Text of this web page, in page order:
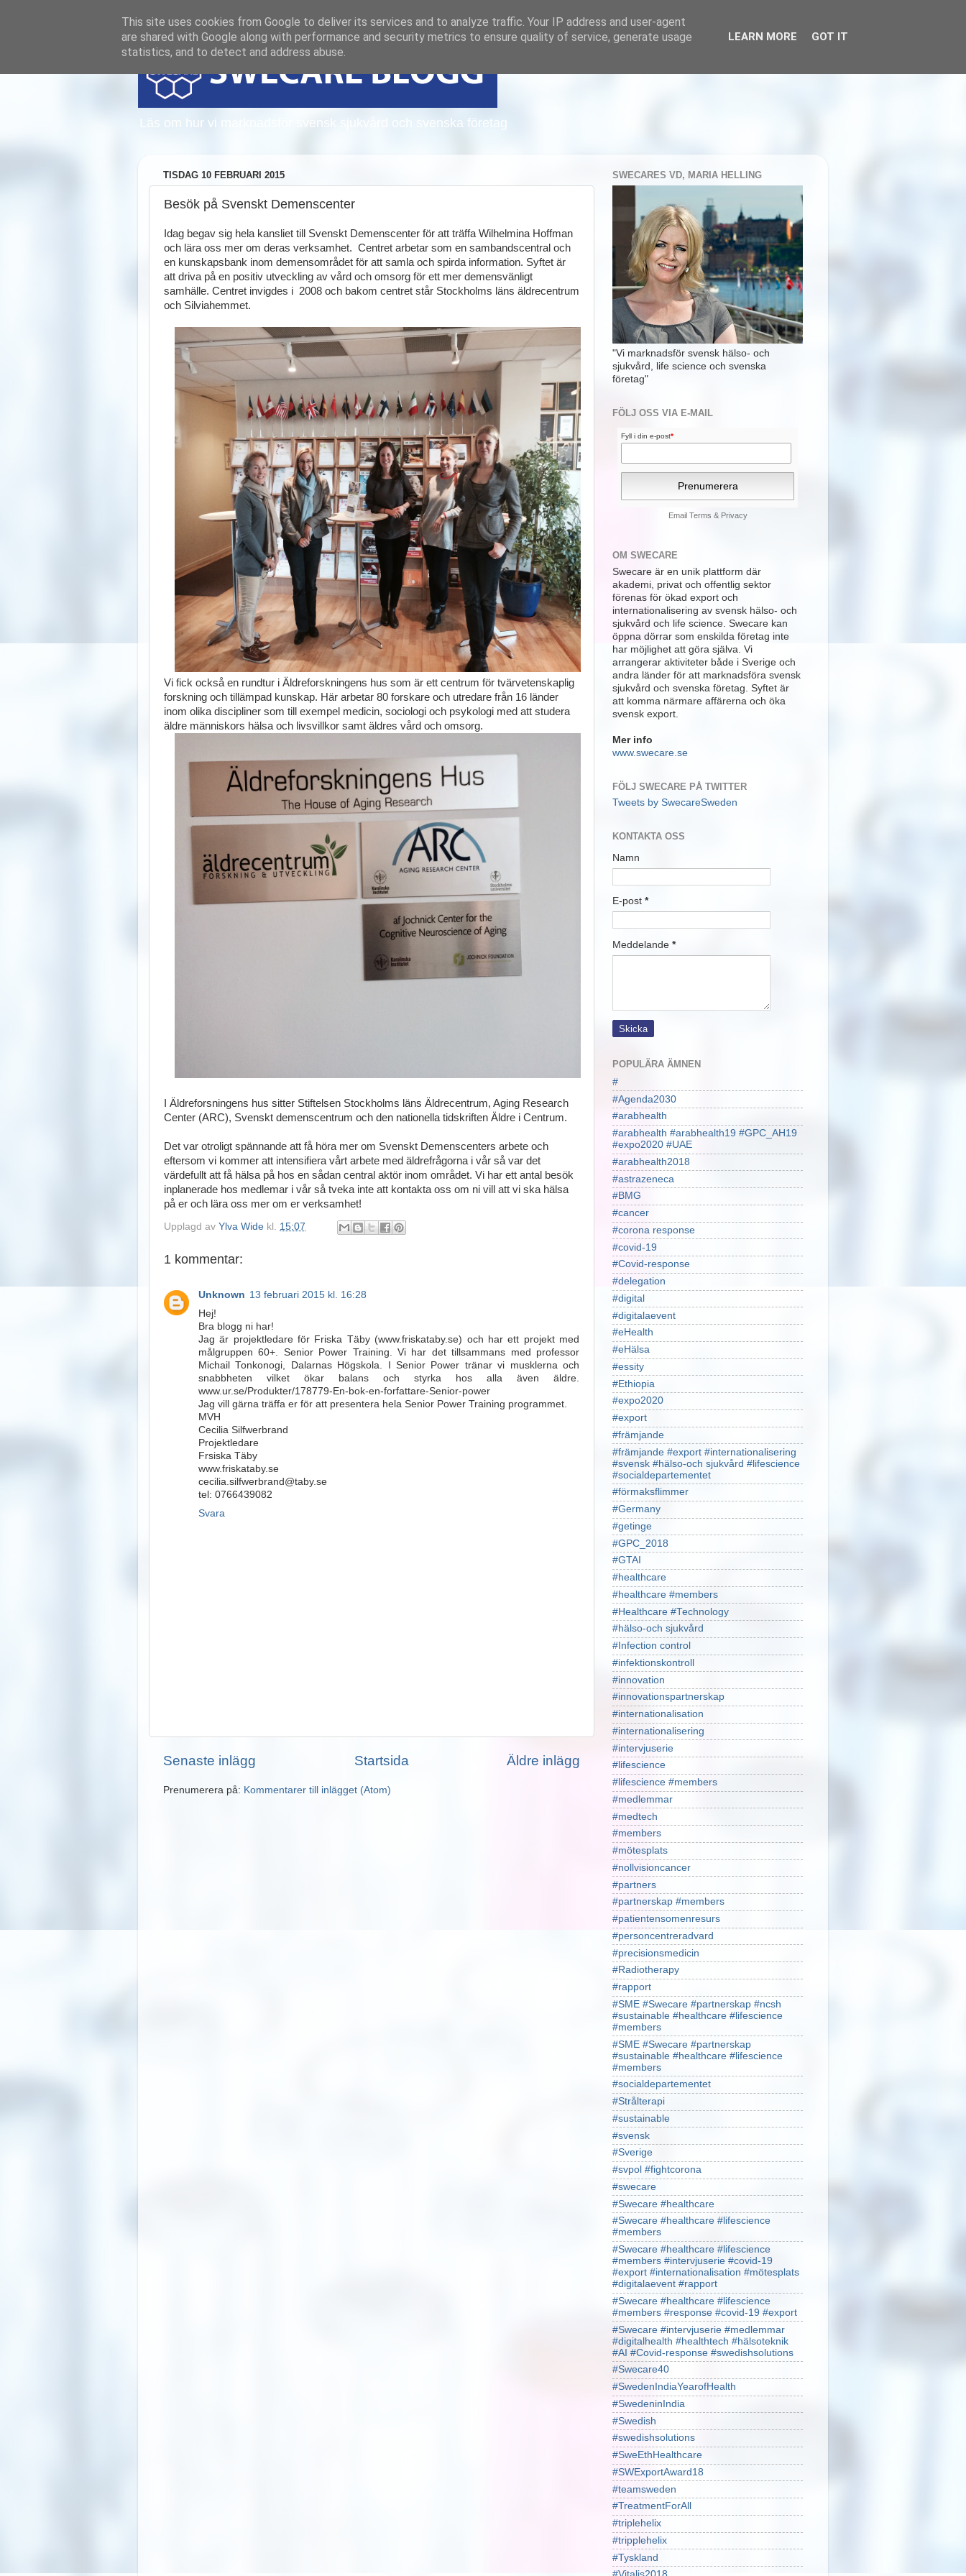
Läs om hur vi marknadsför svensk sjukvård och svenska företag
TISDAG 10 FEBRUARI 2015
Besök på Svenskt Demenscenter
Idag begav sig hela kansliet till Svenskt Demenscenter för att träffa Wilhelmina Hoffman
och lära oss mer om deras verksamhet. Centret arbetar som en sambandscentral och
en kunskapsbank inom demensområdet för att samla och spirda information. Syftet är
att driva på en positiv utveckling av vård och omsorg för ett mer demensvänligt
samhälle. Centret invigdes i 2008 och bakom centret står Stockholms läns äldrecentrum
och Silviahemmet.
Vi fick också en rundtur i Äldreforskningens hus som är ett centrum för tvärvetenskaplig
forskning och tillämpad kunskap. Här arbetar 80 forskare och utredare från 16 länder
inom olika discipliner som till exempel medicin, sociologi och psykologi med att studera
äldre människors hälsa och livsvillkor samt äldres vård och omsorg.
I Äldreforsningens hus sitter Stiftelsen Stockholms läns Äldrecentrum, Aging Research
Center (ARC), Svenskt demenscentrum och den nationella tidskriften Äldre i Centrum.
Det var otroligt spännande att få höra mer om Svenskt Demenscenters arbete och
eftersom vi kommer att intensifiera vårt arbete med äldrefrågorna i vår så var det
värdefullt att få hälsa på hos en sådan central aktör inom området. Vi har ett antal besök
inplanerade hos medlemar i vår så tveka inte att kontakta oss om ni vill att vi ska hälsa
på er och lära oss mer om er verksamhet!
Upplagd av Ylva Wide kl. 15:07
1 kommentar:
Unknown 13 februari 2015 kl. 16:28
Hej!
Bra blogg ni har!
Jag är projektledare för Friska Täby (www.friskataby.se) och har ett projekt med
målgruppen 60+. Senior Power Training. Vi har det tillsammans med professor
Michail Tonkonogi, Dalarnas Högskola. I Senior Power tränar vi musklerna och
snabbheten vilket ökar balans och styrka hos alla även äldre.
www.ur.se/Produkter/178779-En-bok-en-forfattare-Senior-power
Jag vill gärna träffa er för att presentera hela Senior Power Training programmet.
MVH
Cecilia Silfwerbrand
Projektledare
Frsiska Täby
www.friskataby.se
cecilia.silfwerbrand@taby.se
tel: 0766439082
Svara
Senaste inlägg Äldre inlägg
Startsida
Prenumerera på: Kommentarer till inlägget (Atom)
SWECARES VD, MARIA HELLING
"Vi marknadsför svensk hälso- och
sjukvård, life science och svenska
företag"
FÖLJ OSS VIA E-MAIL
Fyll i din e-post*
Email Terms & Privacy
OM SWECARE
Swecare är en unik plattform där
akademi, privat och offentlig sektor
förenas för ökad export och
internationalisering av svensk hälso- och
sjukvård och life science. Swecare kan
öppna dörrar som enskilda företag inte
har möjlighet att göra själva. Vi
arrangerar aktiviteter både i Sverige och
andra länder för att marknadsföra svensk
sjukvård och svenska företag. Syftet är
att komma närmare affärerna och öka
svensk export.
Mer info
www.swecare.se
FÖLJ SWECARE PÅ TWITTER
Tweets by SwecareSweden
KONTAKTA OSS
Namn
E-post *
Meddelande *
POPULÄRA ÄMNEN
#
#Agenda2030
#arabhealth
#arabhealth #arabhealth19 #GPC_AH19
#expo2020 #UAE
#arabhealth2018
#astrazeneca
#BMG
#cancer
#corona response
#covid-19
#Covid-response
#delegation
#digital
#digitalaevent
#eHealth
#eHälsa
#essity
#Ethiopia
#expo2020
#export
#främjande
#främjande #export #internationalisering
#svensk #hälso-och sjukvård #lifescience
#socialdepartementet
#förmaksflimmer
#Germany
#getinge
#GPC_2018
#GTAI
#healthcare
#healthcare #members
#Healthcare #Technology
#hälso-och sjukvård
#Infection control
#infektionskontroll
#innovation
#innovationspartnerskap
#internationalisation
#internationalisering
#intervjuserie
#lifescience
#lifescience #members
#medlemmar
#medtech
#members
#mötesplats
#nollvisioncancer
#partners
#partnerskap #members
#patientensomenresurs
#personcentreradvard
#precisionsmedicin
#Radiotherapy
#rapport
#SME #Swecare #partnerskap #ncsh
#sustainable #healthcare #lifescience
#members
#SME #Swecare #partnerskap
#sustainable #healthcare #lifescience
#members
#socialdepartementet
#Strålterapi
#sustainable
#svensk
#Sverige
#svpol #fightcorona
#swecare
#Swecare #healthcare
#Swecare #healthcare #lifescience
#members
#Swecare #healthcare #lifescience
#members #intervjuserie #covid-19
#export #internationalisation #mötesplats
#digitalaevent #rapport
#Swecare #healthcare #lifescience
#members #response #covid-19 #export
#Swecare #intervjuserie #medlemmar
#digitalhealth #healthtech #hälsoteknik
#AI #Covid-response #swedishsolutions
#Swecare40
#SwedenIndiaYearofHealth
#SwedeninIndia
#Swedish
#swedishsolutions
#SweEthHealthcare
#SWExportAward18
#teamsweden
#TreatmentForAll
#triplehelix
#tripplehelix
#Tyskland
This site uses cookies from Google to deliver its services and to analyze traffic. Your IP address and user-agent
are shared with Google along with performance and security metrics to ensure quality of service, generate usage
statistics, and to detect and address abuse.
LEARN MORE GOT IT